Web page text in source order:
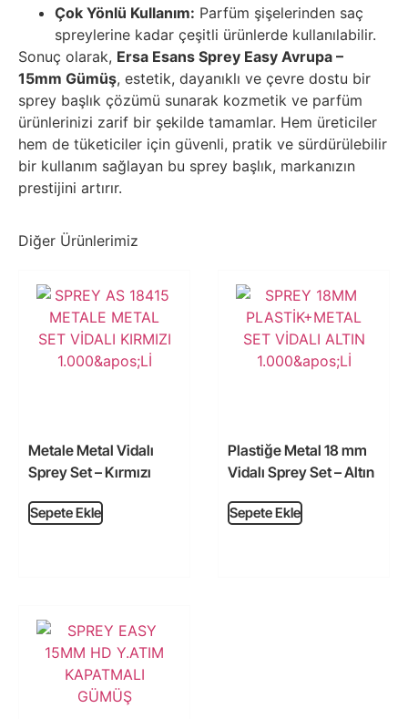
Çok Yönlü Kullanım: Parfüm şişelerinden saç
spreylerine kadar çeşitli ürünlerde kullanılabilir.
Sonuç olarak, Ersa Esans Sprey Easy Avrupa –
15mm Gümüş, estetik, dayanıklı ve çevre dostu bir
sprey başlık çözümü sunarak kozmetik ve parfüm
ürünlerinizi zarif bir şekilde tamamlar. Hem üreticiler
hem de tüketiciler için güvenli, pratik ve sürdürülebilir
bir kullanım sağlayan bu sprey başlık, markanızın
prestijini artırır.
Diğer Ürünlerimiz
Metale Metal Vidalı
Sprey Set – Kırmızı
Sepete Ekle
Plastiğe Metal 18 mm
Vidalı Sprey Set – Altın
Sepete Ekle